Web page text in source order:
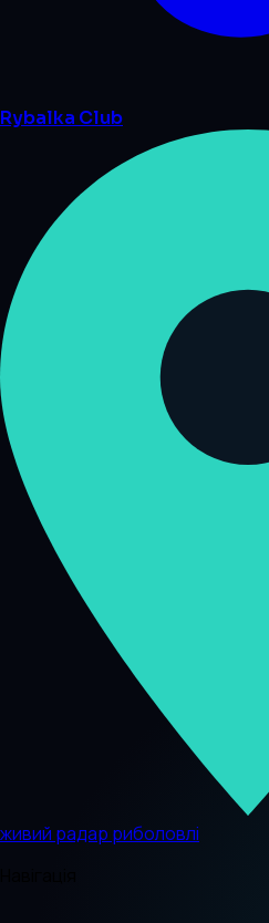
Rybalka Club
живий радар риболовлі